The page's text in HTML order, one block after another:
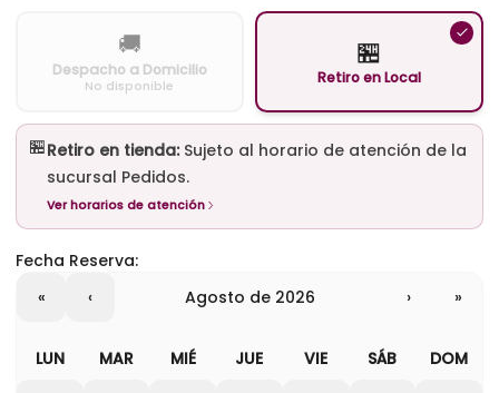
🚚
Despacho a Domicilio
No disponible
🏪
Retiro en Local
🏪Retiro en tienda:Sujeto al horario de atención de la
sucursal Pedidos.
Ver horarios de atención
Fecha Reserva:
«
‹ agosto de 2026 › »
LUN MAR MIÉ JUE VIE SÁB DOM